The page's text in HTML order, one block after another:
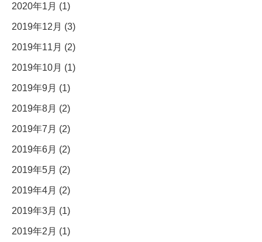
2020年1月 (1)
2019年12月 (3)
2019年11月 (2)
2019年10月 (1)
2019年9月 (1)
2019年8月 (2)
2019年7月 (2)
2019年6月 (2)
2019年5月 (2)
2019年4月 (2)
2019年3月 (1)
2019年2月 (1)